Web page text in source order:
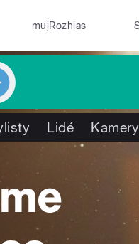
mujRozhlas
Lidé Kamery